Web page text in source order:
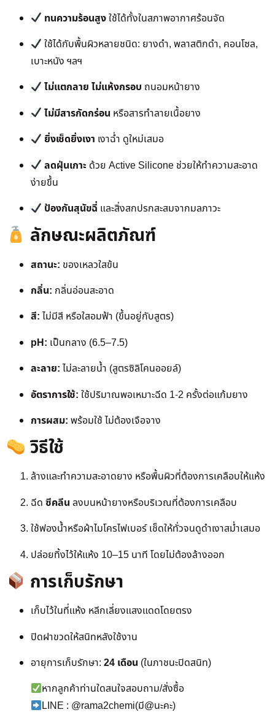
ทนความร้อนสูงใช้ได้ทั้งในสภาพอากาศร้อนจัด
ใช้ได้กับพื้นผิวหลายชนิด: ยางดำ, พลาสติกดำ, คอนโซล,
เบาะหนัง ฯลฯ
ไม่แตกลาย ไม่แห้งกรอบ ถนอมหน้ายาง
ไม่มีสารกัดกร่อน หรือสารทำลายเนื้อยาง
ยิ่งเช็ดยิ่งเงา เงาฉ่ำ ดูใหม่เสมอ
ลดฝุ่นเกาะ ด้วย Active Silicone ช่วยให้ทำความสะอาด
ง่ายขึ้น
ป้องกันสุนัขฉี่ และสิ่งสกปรกสะสมจากมลภาวะ
ลักษณะผลิตภัณฑ์
สถานะ: ของเหลวใสข้น
กลิ่น: กลิ่นอ่อนสะอาด
สี: ไม่มีสี หรือใสอมฟ้า (ขึ้นอยู่กับสูตร)
pH: เป็นกลาง (6.5–7.5)
ละลาย: ไม่ละลายน้ำ (สูตรซิลิโคนออยล์)
อัตราการใช้: ใช้ปริมาณพอเหมาะฉีด 1-2 ครั้งต่อแก้มยาง
การผสม: พร้อมใช้ ไม่ต้องเจือจาง
วิธีใช้
ล้างและทำความสะอาดยาง หรือพื้นผิวที่ต้องการเคลือบให้แห้ง
ฉีด ซีคลีน ลงบนหน้ายางหรือบริเวณที่ต้องการเคลือบ
ใช้ฟองน้ำหรือผ้าไมโครไฟเบอร์ เช็ดให้ทั่วจนดูดำเงาสม่ำเสมอ
ปล่อยทิ้งไว้ให้แห้ง 10–15 นาที โดยไม่ต้องล้างออก
การเก็บรักษา
เก็บไว้ในที่แห้ง หลีกเลี่ยงแสงแดดโดยตรง
ปิดฝาขวดให้สนิทหลังใช้งาน
อายุการเก็บรักษา: 24 เดือน (ในภาชนะปิดสนิท)
หากลูกค้าท่านใดสนใจสอบถาม/สั่งซื้อ
LINE : @rama2chemi(มี@นะคะ)